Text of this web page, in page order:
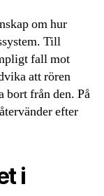
om hur
Till
fall mot
att rören
bort från den. På
efter
i